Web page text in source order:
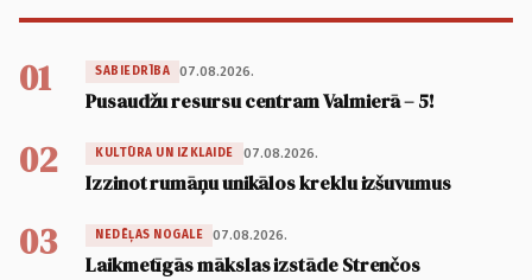
01 SABIEDRĪBA 07.08.2026.
Pusaudžu resursu centram Valmierā – 5!
02 KULTŪRA UN IZKLAIDE 07.08.2026.
Izzinot rumāņu unikālos kreklu izšuvumus
03 NEDĒĻAS NOGALE 07.08.2026.
Laikmetīgās mākslas izstāde Strenčos